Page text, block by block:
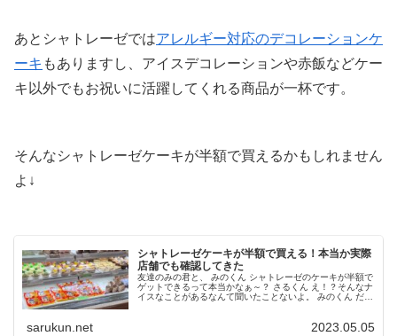
あとシャトレーゼではアレルギー対応のデコレーションケ
ーキ もありますし、アイスデコレーションや赤飯などケー
キ以外でもお祝いに活躍してくれる商品が一杯です。
そんなシャトレーゼケーキが半額で買えるかもしれません
よ↓
シャトレーゼケーキが半額で買える！本当か実際
店舗でも確認してきた
友達のみの君と、 みのくん シャトレーゼのケーキが半額で
ゲットできるって本当かなぁ～？ さるくん え！？そんなナ
イスなことがあるなんて聞いたことないよ。 みのくん だけ
sarukun.net 2023.05.05